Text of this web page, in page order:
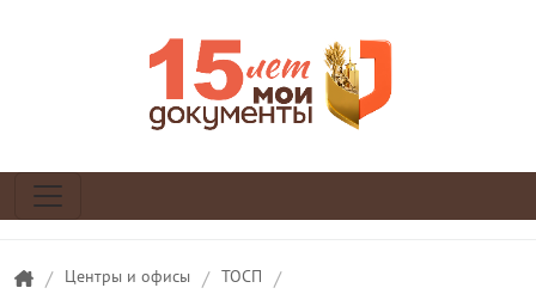
/ Центры и офисы / ТОСП /